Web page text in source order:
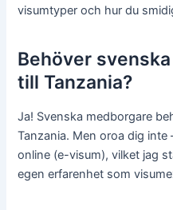
visumtyper och hur du
Behöver
till Tanzania?
Ja! Svenska medborgare
Tanzania. Men oroa dig
online (e-visum), vilket jag
egen erfarenhet som